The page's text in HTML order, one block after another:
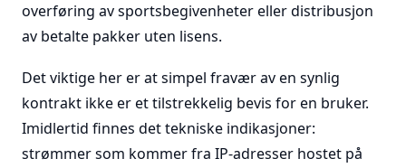
overføring av sportsbegivenheter eller distribusjon
av betalte pakker uten lisens.
Det viktige her er at simpel fravær av en synlig
kontrakt ikke er et tilstrekkelig bevis for en bruker.
Imidlertid finnes det tekniske indikasjoner:
strømmer som kommer fra IP-adresser hostet på